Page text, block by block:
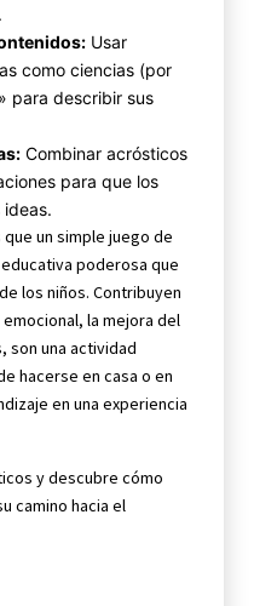
Usar
como ciencias (por
para describir sus
Combinar acrósticos
para que los
ideas.
un simple juego de
poderosa que
los niños. Contribuyen
la mejora del
son una actividad
hacerse en casa o en
en una experiencia
y descubre cómo
camino hacia el